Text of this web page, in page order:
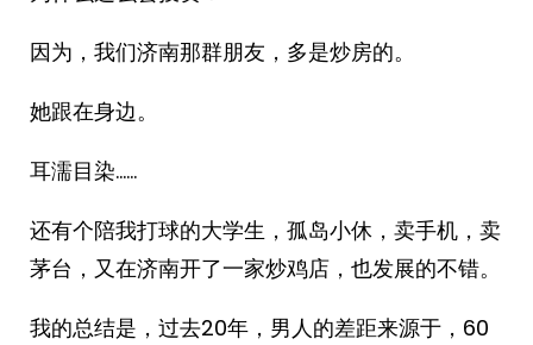
因为，我们济南那群朋友，多是炒房的。
她跟在身边。
耳濡目染……
还有个陪我打球的大学生，孤岛小休，卖手机，卖
茅台，又在济南开了一家炒鸡店，也发展的不错。
我的总结是，过去20年，男人的差距来源于，60